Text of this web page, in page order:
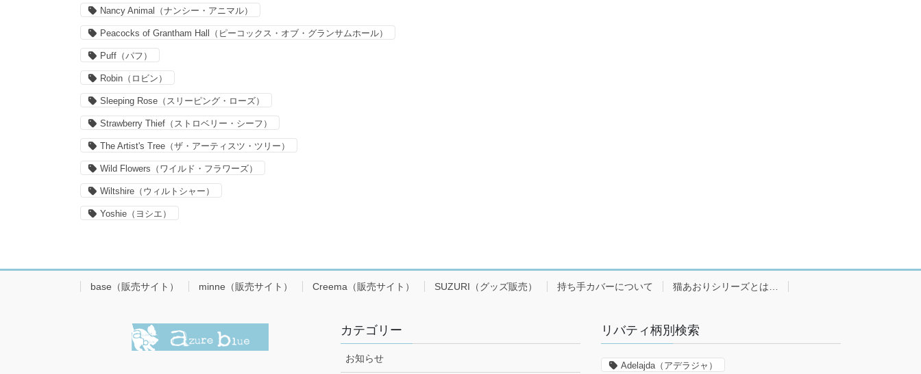
Nancy Animal（ナンシー・アニマル）
Peacocks of Grantham Hall（ピーコックス・オブ・グランサムホール）
Puff（パフ）
Robin（ロビン）
Sleeping Rose（スリーピング・ローズ）
Strawberry Thief（ストロベリー・シーフ）
The Artist's Tree（ザ・アーティスツ・ツリー）
Wild Flowers（ワイルド・フラワーズ）
Wiltshire（ウィルトシャー）
Yoshie（ヨシエ）
base（販売サイト） minne（販売サイト） Creema（販売サイト） SUZURI（グッズ販売） 持ち手カバーについて 猫あおりシリーズとは…
カテゴリー
お知らせ
リバティ柄別検索
Adelajda（アデラジャ）